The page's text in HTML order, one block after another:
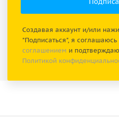
Создавая аккаунт и/или
"Подписаться", я соглашаюсь
соглашением и
Политикой